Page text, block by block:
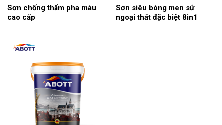
Sơn chống thấm pha màu
cao cấp
Sơn siêu bóng men sứ
ngoại thất đặc biệt 8in1